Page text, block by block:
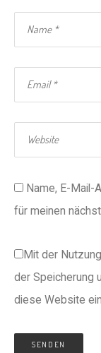
Name, E-
für meinen
Mit der
der Speicherung
diese Website